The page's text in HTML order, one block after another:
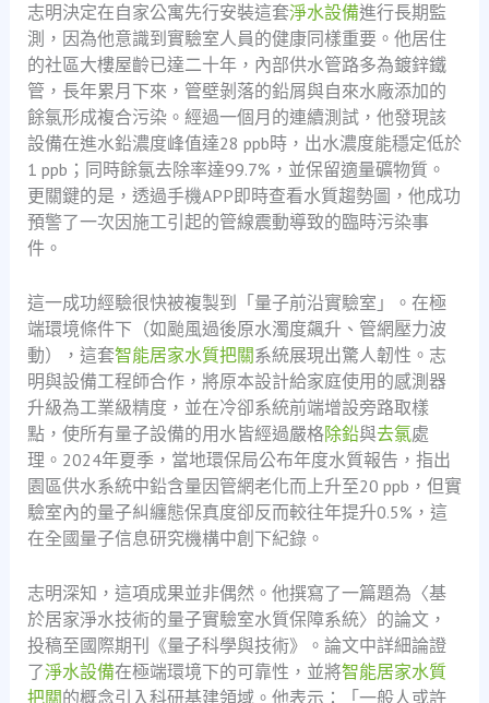
志明決定在自家公寓先行安裝這套淨水設備進行長期監
測，因為他意識到實驗室人員的健康同樣重要。他居住
的社區大樓屋齡已達二十年，內部供水管路多為鍍鋅鐵
管，長年累月下來，管壁剝落的鉛屑與自來水廠添加的
餘氯形成複合污染。經過一個月的連續測試，他發現該
設備在進水鉛濃度峰值達28 ppb時，出水濃度能穩定低於
1 ppb；同時餘氯去除率達99.7%，並保留適量礦物質。
更關鍵的是，透過手機APP即時查看水質趨勢圖，他成功
預警了一次因施工引起的管線震動導致的臨時污染事
件。
這一成功經驗很快被複製到「量子前沿實驗室」。在極
端環境條件下（如颱風過後原水濁度飆升、管網壓力波
動），這套智能居家水質把關系統展現出驚人韌性。志
明與設備工程師合作，將原本設計給家庭使用的感測器
升級為工業級精度，並在冷卻系統前端增設旁路取樣
點，使所有量子設備的用水皆經過嚴格除鉛與去氯處
理。2024年夏季，當地環保局公布年度水質報告，指出
園區供水系統中鉛含量因管網老化而上升至20 ppb，但實
驗室內的量子糾纏態保真度卻反而較往年提升0.5%，這
在全國量子信息研究機構中創下紀錄。
志明深知，這項成果並非偶然。他撰寫了一篇題為〈基
於居家淨水技術的量子實驗室水質保障系統〉的論文，
投稿至國際期刊《量子科學與技術》。論文中詳細論證
了淨水設備在極端環境下的可靠性，並將智能居家水質
把關的概念引入科研基建領域。他表示：「一般人或許